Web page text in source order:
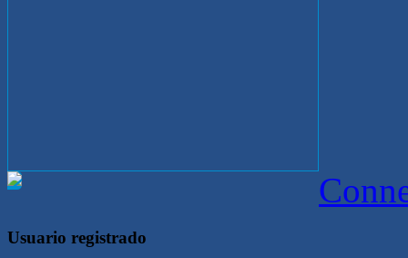
Usuario registrado